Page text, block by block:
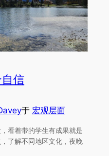
信
于 宏观层面
看着带的学生有成果就是
了解不同地区文化，夜晚